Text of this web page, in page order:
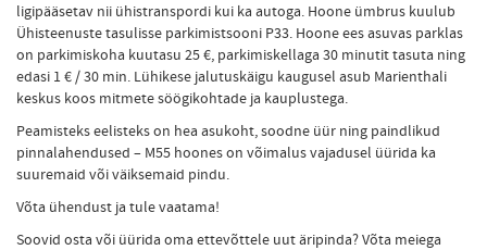
ligipääsetav nii ühistranspordi kui ka autoga. Hoone ümbrus kuulub
Ühisteenuste tasulisse parkimistsooni P33. Hoone ees asuvas parklas
on parkimiskoha kuutasu 25 €, parkimiskellaga 30 minutit tasuta ning
edasi 1 € / 30 min. Lühikese jalutuskäigu kaugusel asub Marienthali
keskus koos mitmete söögikohtade ja kauplustega.
Peamisteks eelisteks on hea asukoht, soodne üür ning paindlikud
pinnalahendused – M55 hoones on võimalus vajadusel üürida ka
suuremaid või väiksemaid pindu.
Võta ühendust ja tule vaatama!
Soovid osta või üürida oma ettevõttele uut äripinda? Võta meiega